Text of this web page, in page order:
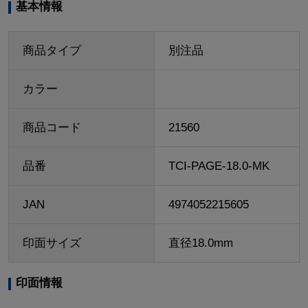
基本情報
商品タイプ 別注品
カラー
商品コード 21560
品番 TCI-PAGE-18.0-MK
JAN 4974052215605
印面サイズ 直径18.0mm
印面情報